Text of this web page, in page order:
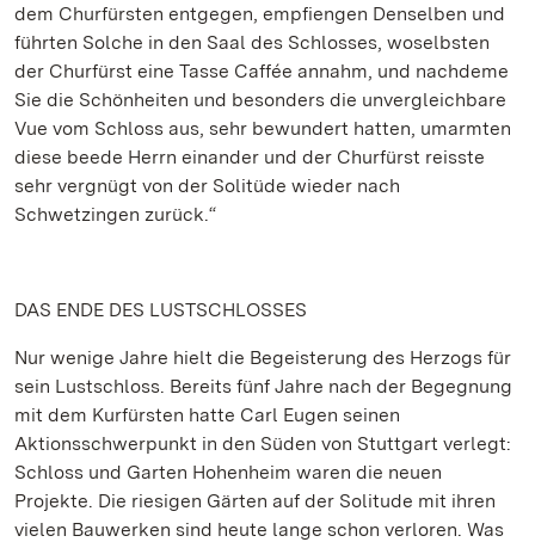
dem Churfürsten entgegen, empfiengen Denselben und
führten Solche in den Saal des Schlosses, woselbsten
der Churfürst eine Tasse Caffée annahm, und nachdeme
Sie die Schönheiten und besonders die unvergleichbare
Vue vom Schloss aus, sehr bewundert hatten, umarmten
diese beede Herrn einander und der Churfürst reisste
sehr vergnügt von der Solitüde wieder nach
Schwetzingen zurück.“
DAS ENDE DES LUSTSCHLOSSES
Nur wenige Jahre hielt die Begeisterung des Herzogs für
sein Lustschloss. Bereits fünf Jahre nach der Begegnung
mit dem Kurfürsten hatte Carl Eugen seinen
Aktionsschwerpunkt in den Süden von Stuttgart verlegt:
Schloss und Garten Hohenheim waren die neuen
Projekte. Die riesigen Gärten auf der Solitude mit ihren
vielen Bauwerken sind heute lange schon verloren. Was